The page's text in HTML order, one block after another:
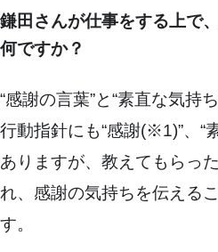
鎌田さんが仕事をする上で
何ですか？
“感謝の言葉”と“素直な気持
行動指針にも“感謝(※1)”、“
ありますが、教えてもらっ
れ、感謝の気持ちを伝える
す。